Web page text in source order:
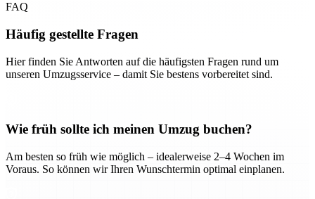
FAQ
Häufig gestellte Fragen
Hier finden Sie Antworten auf die häufigsten Fragen rund um
unseren Umzugsservice – damit Sie bestens vorbereitet sind.
Wie früh sollte ich meinen Umzug buchen?
Am besten so früh wie möglich – idealerweise 2–4 Wochen im
Voraus. So können wir Ihren Wunschtermin optimal einplanen.